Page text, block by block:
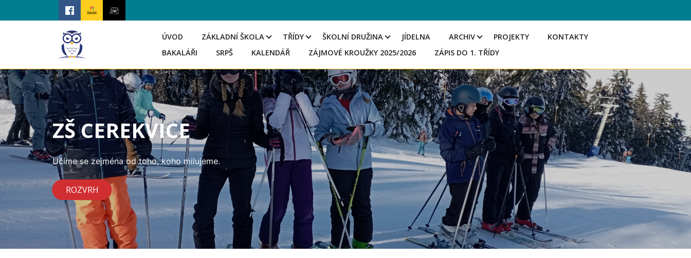
ÚVOD ZÁKLADNÍ ŠKOLA TŘÍDY ŠKOLNÍ DRUŽINA JÍDELNA ARCHIV PROJEKTY
KONTAKTY
BAKALÁŘI
SRPŠ KALENDÁŘ ZÁJMOVÉ KROUŽKY 2025/2026 ZÁPIS DO 1. TŘÍDY
ZŠ CEREKVICE
Učíme se zejména od toho, koho milujeme.
ROZVRH